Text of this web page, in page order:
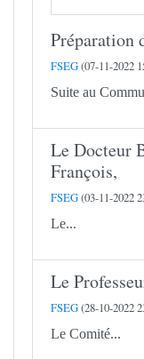
Préparation
FSEG(07-11-2022
Suite au
Le Docteur
François,
FSEG(03-11-2022
Le...
Le
FSEG(28-10-2022
Le Comité...